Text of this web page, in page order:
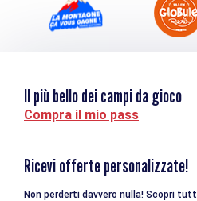
Il più bello dei campi da gioco
Compra il mio pass
Ricevi offerte personalizzate!
Non perderti davvero nulla! Scopri